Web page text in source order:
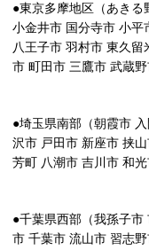
●東京多摩地区（あき
小金井市 国分寺市 小平
八王子市 羽村市 東久
市 町田市 三鷹市 武蔵野
●埼玉県南部（朝霞市
沢市 戸田市 新座市 挟
芳町 八潮市 吉川市 和光
●千葉県西部（我孫子
市 千葉市 流山市 習志